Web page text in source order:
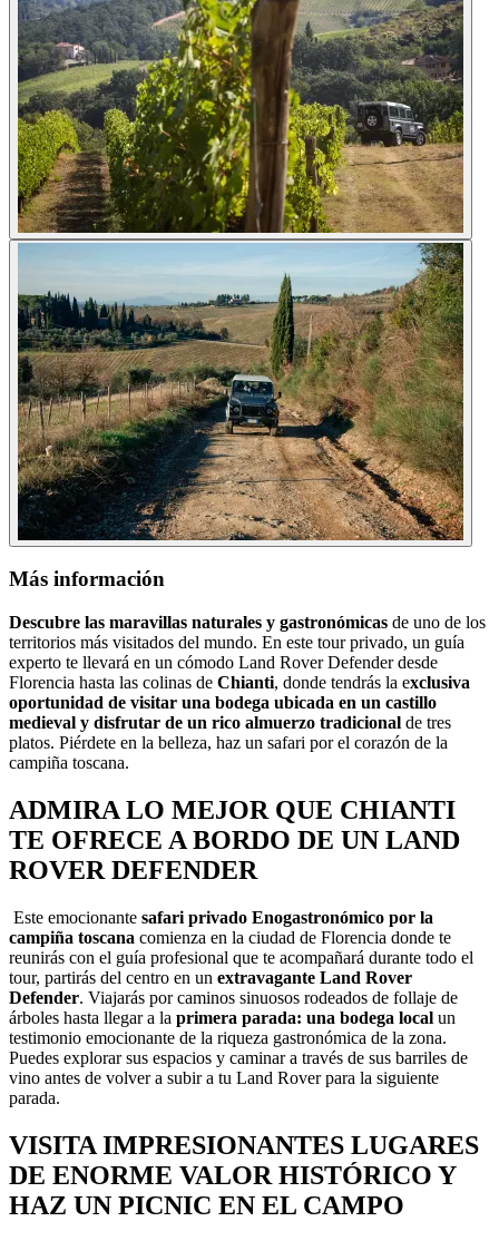
Más información
Descubre las maravillas naturales y gastronómicas de uno de los
territorios más visitados del mundo. En este tour privado, un guía
experto te llevará en un cómodo Land Rover Defender desde
Florencia hasta las colinas de Chianti, donde tendrás la exclusiva
oportunidad de visitar una bodega ubicada en un castillo
medieval y disfrutar de un rico almuerzo tradicional de tres
platos. Piérdete en la belleza, haz un safari por el corazón de la
campiña toscana.
ADMIRA LO MEJOR QUE CHIANTI
TE OFRECE A BORDO DE UN LAND
ROVER DEFENDER
Este emocionante safari privado Enogastronómico por la
campiña toscana comienza en la ciudad de Florencia donde te
reunirás con el guía profesional que te acompañará durante todo el
tour, partirás del centro en un extravagante Land Rover
Defender. Viajarás por caminos sinuosos rodeados de follaje de
árboles hasta llegar a la primera parada: una bodega local un
testimonio emocionante de la riqueza gastronómica de la zona.
Puedes explorar sus espacios y caminar a través de sus barriles de
vino antes de volver a subir a tu Land Rover para la siguiente
parada.
VISITA IMPRESIONANTES LUGARES
DE ENORME VALOR HISTÓRICO Y
HAZ UN PICNIC EN EL CAMPO